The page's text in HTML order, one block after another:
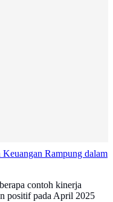
Rampung dalam
contoh kinerja
positif pada April 2025